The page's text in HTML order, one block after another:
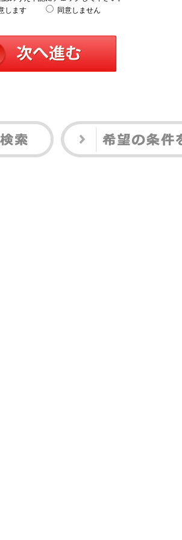
します
同意しません